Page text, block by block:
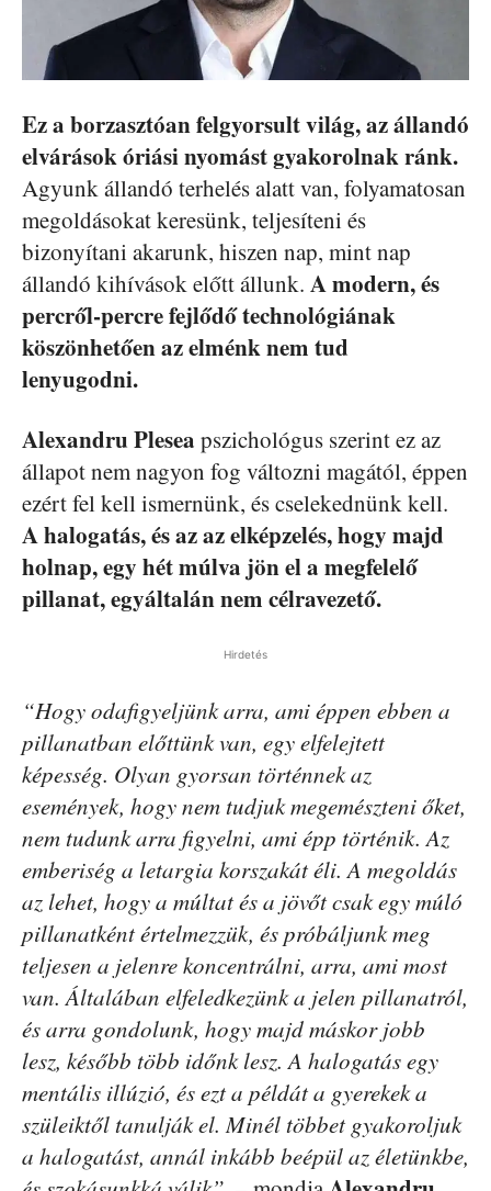
Ez a borzasztóan felgyorsult világ, az állandó
elvárások óriási nyomást gyakorolnak ránk.
Agyunk állandó terhelés alatt van, folyamatosan
megoldásokat keresünk, teljesíteni és
bizonyítani akarunk, hiszen nap, mint nap
állandó kihívások előtt állunk. A modern, és
percről-percre fejlődő technológiának
köszönhetően az elménk nem tud
lenyugodni.
Alexandru Plesea pszichológus szerint ez az
állapot nem nagyon fog változni magától, éppen
ezért fel kell ismernünk, és cselekednünk kell.
A halogatás, és az az elképzelés, hogy majd
holnap, egy hét múlva jön el a megfelelő
pillanat, egyáltalán nem célravezető.
Hirdetés
“Hogy odafigyeljünk arra, ami éppen ebben a
pillanatban előttünk van, egy elfelejtett
képesség. Olyan gyorsan történnek az
események, hogy nem tudjuk megemészteni őket,
nem tudunk arra figyelni, ami épp történik. Az
emberiség a letargia korszakát éli. A megoldás
az lehet, hogy a múltat és a jövőt csak egy múló
pillanatként értelmezzük, és próbáljunk meg
teljesen a jelenre koncentrálni, arra, ami most
van. Általában elfeledkezünk a jelen pillanatról,
és arra gondolunk, hogy majd máskor jobb
lesz, később több időnk lesz. A halogatás egy
mentális illúzió, és ezt a példát a gyerekek a
szüleiktől tanulják el. Minél többet gyakoroljuk
a halogatást, annál inkább beépül az életünkbe,